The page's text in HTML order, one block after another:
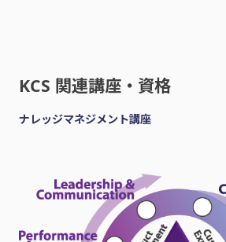
KCS 関連講座・資格
ナレッジマネジメント講座